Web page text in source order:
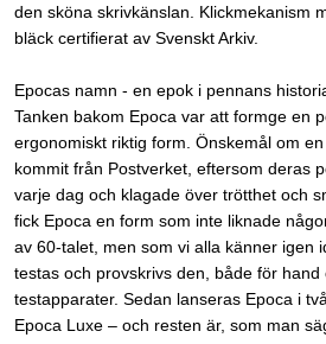
den sköna skrivkänslan. Klickmekanism
bläck certifierat av Svenskt Arkiv.
Epocas namn - en epok i pennans
Tanken bakom Epoca var att formge en
ergonomiskt riktig form. Önskemål om
kommit från Postverket, eftersom deras
varje dag och klagade över trötthet och
fick Epoca en form som inte liknade
av 60-talet, men som vi alla känner igen
testas och provskrivs den, både för hand
testapparater. Sedan lanseras Epoca i
Epoca Luxe – och resten är, som man